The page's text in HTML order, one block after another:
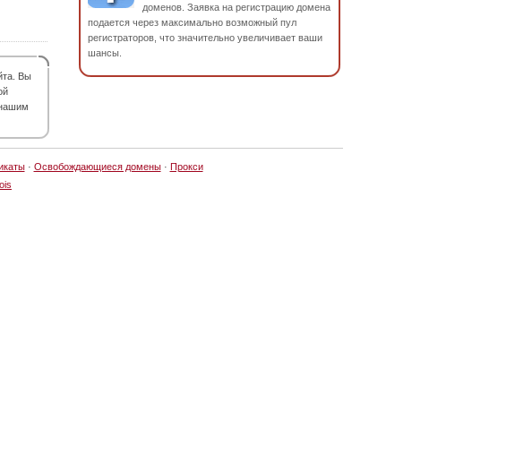
Вы
доменов. Заявка на регистрацию домена
подается через максимально возможный пул
регистраторов, что значительно увеличивает ваши
шансы.
· Освобождающиеся домены· Прокси